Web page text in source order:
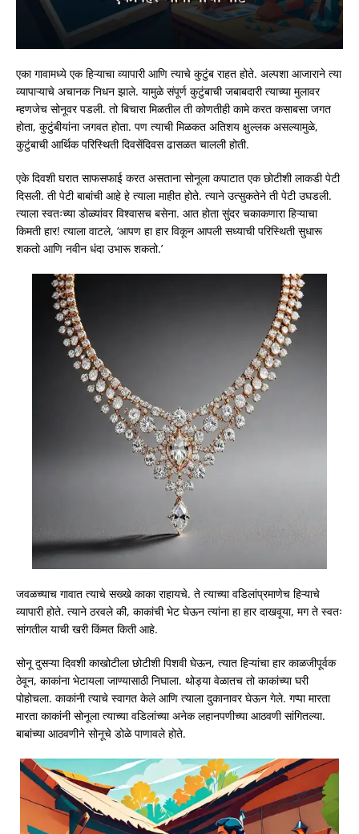
एका गावामध्ये एक हिऱ्याचा व्यापारी आणि त्याचे कुटुंब राहत होते. अल्पशा आजाराने त्या
व्यापाऱ्याचे अचानक निधन झाले. यामुळे संपूर्ण कुटुंबाची जबाबदारी त्याच्या मुलावर
म्हणजेच सोनूवर पडली. तो बिचारा मिळतील ती कोणतीही कामे करत कसाबसा जगत
होता, कुटुंबीयांना जगवत होता. पण त्याची मिळकत अतिशय क्षुल्लक असल्यामुळे,
कुटुंबाची आर्थिक परिस्थिती दिवसेंदिवस ढासळत चालली होती.
एके दिवशी घरात साफसफाई करत असताना सोनूला कपाटात एक छोटीशी लाकडी पेटी
दिसली. ती पेटी बाबांची आहे हे त्याला माहीत होते. त्याने उत्सुकतेने ती पेटी उघडली.
त्याला स्वतःच्या डोळ्यांवर विश्वासच बसेना. आत होता सुंदर चकाकणारा हिऱ्याचा
किमती हार! त्याला वाटले, ‘आपण हा हार विकून आपली सध्याची परिस्थिती सुधारू
शकतो आणि नवीन धंदा उभारू शकतो.’
जवळच्याच गावात त्याचे सख्खे काका राहायचे. ते त्याच्या वडिलांप्रमाणेच हिऱ्याचे
व्यापारी होते. त्याने ठरवले की, काकांची भेट घेऊन त्यांना हा हार दाखवूया, मग ते स्वतः
सांगतील याची खरी किंमत किती आहे.
सोनू दुसऱ्या दिवशी काखोटीला छोटीशी पिशवी घेऊन, त्यात हिऱ्यांचा हार काळजीपूर्वक
ठेवून, काकांना भेटायला जाण्यासाठी निघाला. थोड्या वेळातच तो काकांच्या घरी
पोहोचला. काकांनी त्याचे स्वागत केले आणि त्याला दुकानावर घेऊन गेले. गप्पा मारता
मारता काकांनी सोनूला त्याच्या वडिलांच्या अनेक लहानपणीच्या आठवणी सांगितल्या.
बाबांच्या आठवणीने सोनूचे डोळे पाणावले होते.